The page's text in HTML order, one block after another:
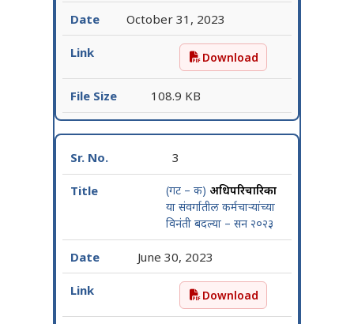
October 31, 2023
गट – क, तांत्रिक संवर्गातील
Download
108.9 KB
3
(गट – क) अधिपरिचारिका
या संवर्गातील कर्मचाऱ्यांच्या
विनंती बदल्या – सन २०२३
June 30, 2023
(गट – क) अधिपरिचारिका या
Download